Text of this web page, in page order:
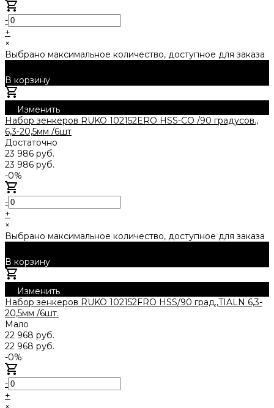
-
+
×
Выбрано максимальное количество, доступное для заказа
В корзину
Изменить
Набор зенкеров RUKO 102152ERO HSS-СО /90 градусов.,
6,3-20,5мм /6шт
Достаточно
23 986 руб.
23 986 руб.
-0%
-
+
×
Выбрано максимальное количество, доступное для заказа
В корзину
Изменить
Набор зенкеров RUKO 102152FRO HSS/90 град.,TIALN 6,3-
20,5мм /6шт.
Мало
22 968 руб.
22 968 руб.
-0%
-
+